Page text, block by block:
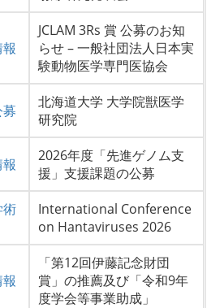
JCLAM 3Rs 賞 公募のお知
らせ – 一般社団法人日本実
験動物医学専門医協会
北海道大学 大学院獣医学
研究院
2026年度「先進ゲノム支
援」支援課題の公募
術
International Conference
on Hantaviruses 2026
「第12回伊藤記念財団
賞」の推薦及び「令和9年
度学会等事業助成」